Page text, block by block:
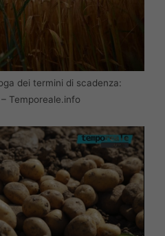
dei termini di scadenza:
Temporeale.info